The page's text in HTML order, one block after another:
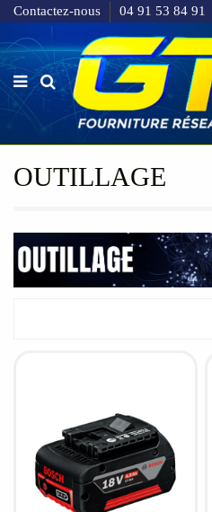
Contactez-nous 04 91 53 84 91
OUTILLAGE